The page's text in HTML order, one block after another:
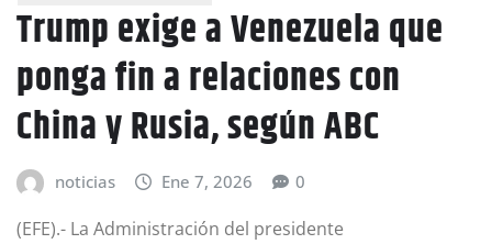
Trump exige a Venezuela que
ponga fin a relaciones con
China y Rusia, según ABC
noticias Ene 7, 2026 0
(EFE).- La Administración del presidente